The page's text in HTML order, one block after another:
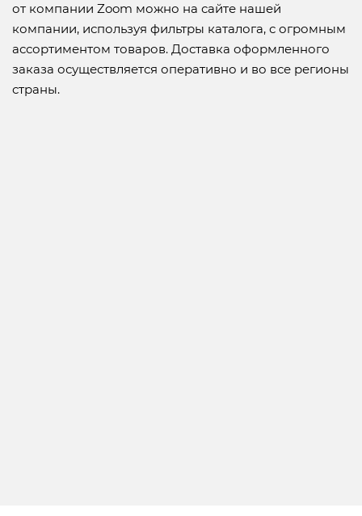
от компании Zoom можно на сайте нашей
компании, используя фильтры каталога, с огромным
ассортиментом товаров. Доставка оформленного
заказа осуществляется оперативно и во все регионы
страны.